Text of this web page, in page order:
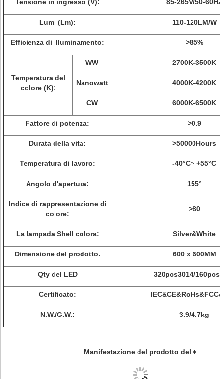
Tensione in ingresso (V): 85-265V/50-
Lumi (Lm): 110-120LM/W
Efficienza di illuminamento: >85%
Temperatura del
colore (K):
WW 2700K-3500K
Nanowatt 4000K-4200K
CW 6000K-6500K
Fattore di potenza: >0,9
Durata della vita: >50000Hours
Temperatura di lavoro: -40°C~ +55°C
Angolo d'apertura: 155°
Indice di rappresentazione di
colore:
>80
La lampada Shell colora: Silver&White
Dimensione del prodotto: 600 x 600MM
Qty del LED 320pcs3014/
Certificato:
N.W./G.W.: 3.9/4.7kg
Manifestazione del prodotto del ♦